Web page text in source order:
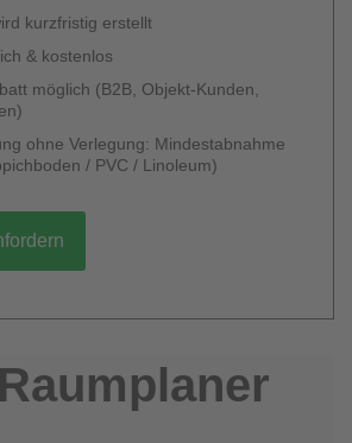
kurzfristig erstellt
& kostenlos
möglich (B2B, Objekt-Kunden,
ohne Verlegung: Mindestabnahme
/ PVC / Linoleum)